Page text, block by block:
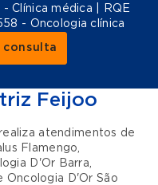
Clínica médica | RQE
- Oncologia clínica
consulta
Feijoo
atendimentos de
Flamengo,
D'Or Barra,
Oncologia D'Or São